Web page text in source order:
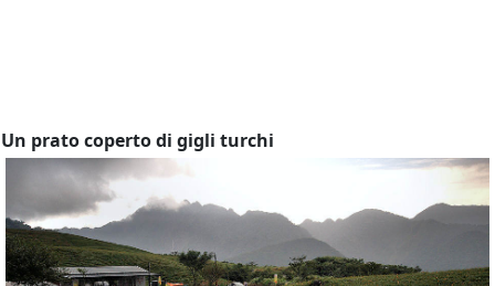
Un prato coperto di gigli turchi